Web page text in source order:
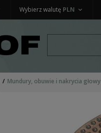
Wybierz walutę PLN
Mundury, obuwie i nakrycia głowy